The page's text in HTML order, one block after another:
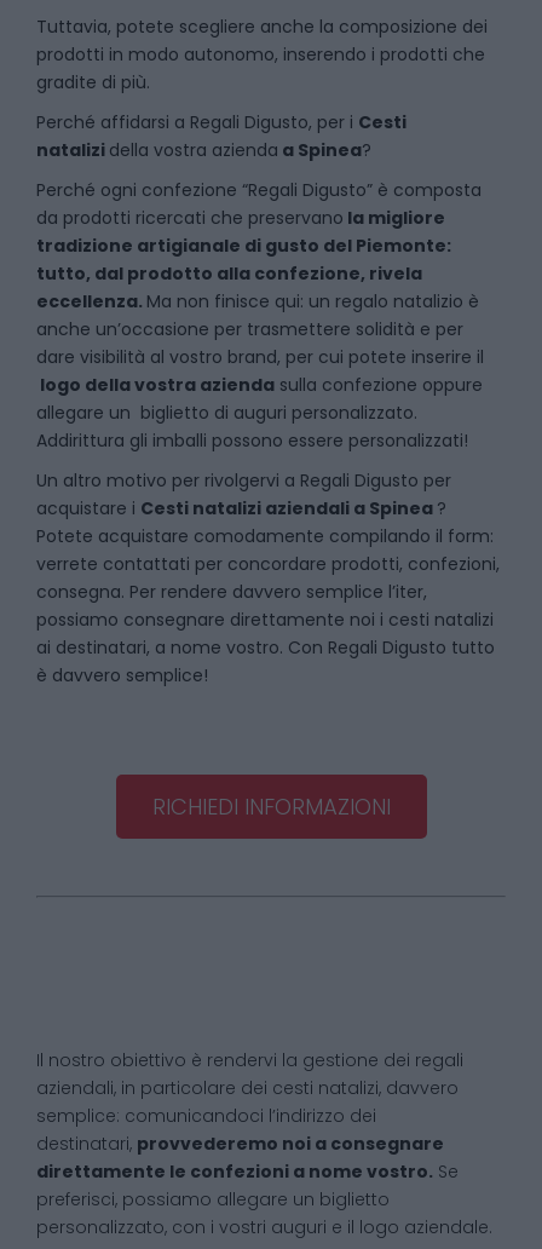
Tuttavia, potete scegliere anche la composizione dei
prodotti in modo autonomo, inserendo i prodotti che
gradite di più.
Perché affidarsi a Regali Digusto, per i Cesti
natalizi della vostra azienda a Spinea?
Perché ogni confezione “Regali Digusto” è composta
da prodotti ricercati che preservano la migliore
tradizione artigianale di gusto del Piemonte:
tutto, dal prodotto alla confezione, rivela
eccellenza. Ma non finisce qui: un regalo natalizio è
anche un’occasione per trasmettere solidità e per
dare visibilità al vostro brand, per cui potete inserire il
logo della vostra azienda sulla confezione oppure
allegare un biglietto di auguri personalizzato.
Addirittura gli imballi possono essere personalizzati!
Un altro motivo per rivolgervi a Regali Digusto per
acquistare i Cesti natalizi aziendali a Spinea ?
Potete acquistare comodamente compilando il form:
verrete contattati per concordare prodotti, confezioni,
consegna. Per rendere davvero semplice l’iter,
possiamo consegnare direttamente noi i cesti natalizi
ai destinatari, a nome vostro. Con Regali Digusto tutto
è davvero semplice!
RICHIEDI INFORMAZIONI
Il nostro obiettivo è rendervi la gestione dei regali
aziendali, in particolare dei cesti natalizi, davvero
semplice: comunicandoci l’indirizzo dei
destinatari, provvederemo noi a consegnare
direttamente le confezioni a nome vostro. Se
preferisci, possiamo allegare un biglietto
personalizzato, con i vostri auguri e il logo aziendale.